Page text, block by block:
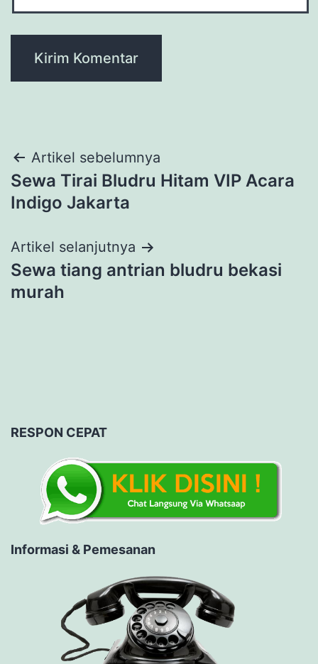
Navigasi
pos
Artikel sebelumnya
Sewa Tirai Bludru Hitam VIP Acara
Indigo Jakarta
Artikel selanjutnya
Sewa tiang antrian bludru bekasi
murah
RESPON CEPAT
Informasi & Pemesanan